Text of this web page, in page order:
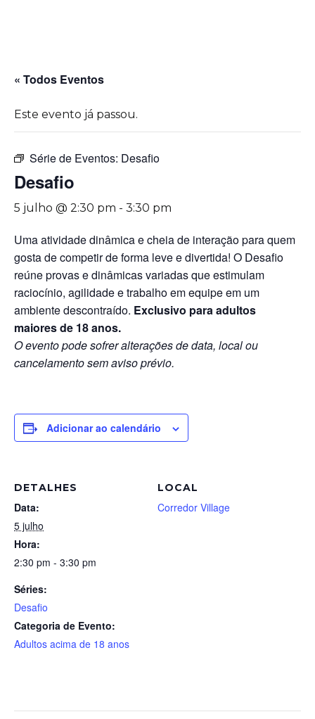
« Todos Eventos
Este evento já passou.
Série de Eventos: Desafio
Desafio
5 julho @ 2:30 pm - 3:30 pm
Uma atividade dinâmica e cheia de interação para quem
gosta de competir de forma leve e divertida! O Desafio
reúne provas e dinâmicas variadas que estimulam
raciocínio, agilidade e trabalho em equipe em um
ambiente descontraído. Exclusivo para adultos
maiores de 18 anos.
O evento pode sofrer alterações de data, local ou
cancelamento sem aviso prévio.
Adicionar ao calendário
DETALHES
Data:
5 julho
Hora:
2:30 pm - 3:30 pm
Séries:
Desafio
Categoria de Evento:
Adultos acima de 18 anos
LOCAL
Corredor Village